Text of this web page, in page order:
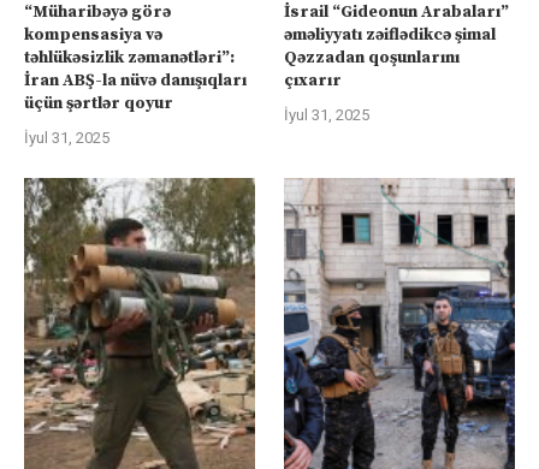
“Müharibəyə görə
kompensasiya və
təhlükəsizlik zəmanətləri”:
İran ABŞ-la nüvə danışıqları
üçün şərtlər qoyur
İyul 31, 2025
İsrail “Gideonun Arabaları”
əməliyyatı zəiflədikcə şimal
Qəzzadan qoşunlarını
çıxarır
İyul 31, 2025